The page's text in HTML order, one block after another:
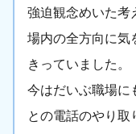
強迫観念めいた考
場内の全方向に気
きっていました。
今はだいぶ職場に
との電話のやり取